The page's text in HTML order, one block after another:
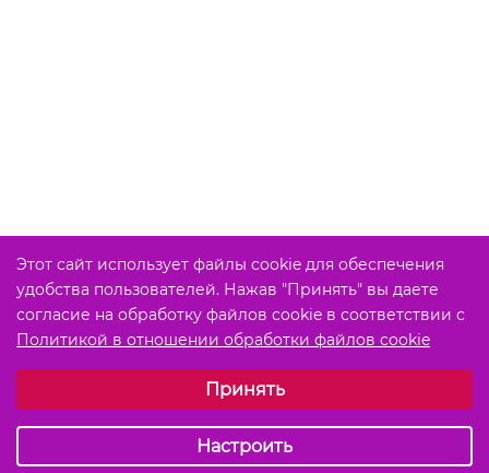
Этот сайт использует файлы cookie для обеспечения
удобства пользователей. Нажав "Принять" вы даете
согласие на обработку файлов cookie в соответствии с
Политикой в отношении обработки файлов cookie
Обязательные (технические)Принять
Настроить